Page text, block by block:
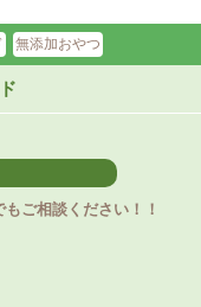
無添加おやつ
ご相談ください！！